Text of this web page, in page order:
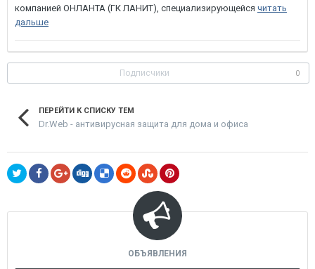
компанией ОНЛАНТА (ГК ЛАНИТ), специализирующейся читать
дальше
Подписчики 0
ПЕРЕЙТИ К СПИСКУ ТЕМ
Dr.Web - антивирусная защита для дома и офиса
ОБЪЯВЛЕНИЯ